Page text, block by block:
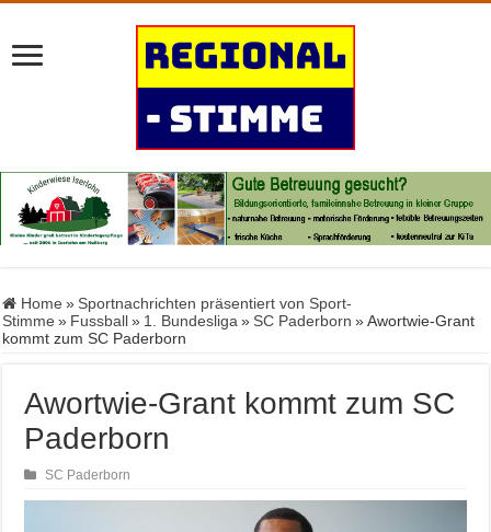
Home » Sportnachrichten präsentiert von Sport-
Stimme » Fussball » 1. Bundesliga » SC Paderborn » Awortwie-Grant
kommt zum SC Paderborn
Awortwie-Grant kommt zum SC
Paderborn
SC Paderborn